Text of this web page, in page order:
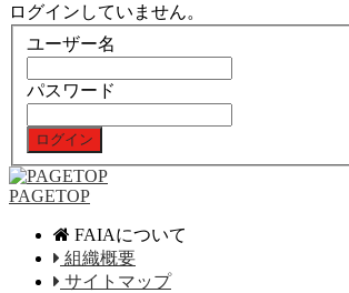
ログインしていません。
ユーザー名
パスワード
PAGETOP
FAIAについて
組織概要
サイトマップ